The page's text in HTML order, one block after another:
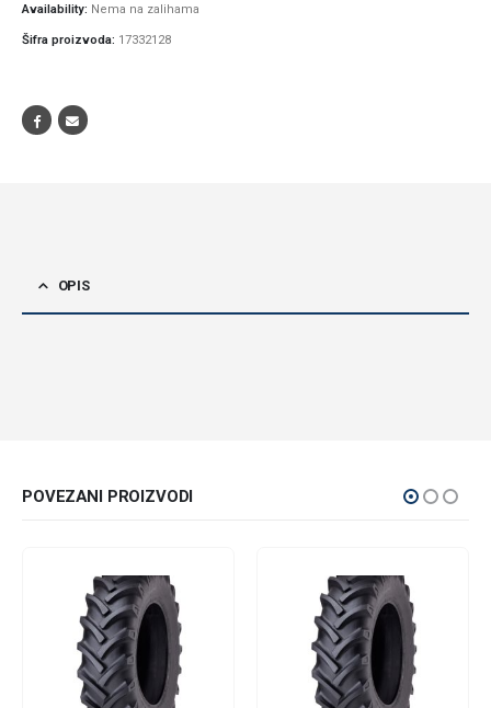
Availability: Nema na zalihama
Šifra proizvoda: 17332128
OPIS
POVEZANI PROIZVODI